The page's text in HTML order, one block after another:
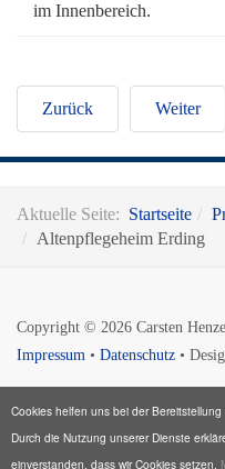
Cookies helfen uns bei der Bereitstellung
Durch die Nutzung unserer Dienste
einverstanden, dass wir Cookies setzen.
im Innenbereich.
Zurück Weiter
Aktuelle Seite: Startseite
Altenpflegeheim Erding
Copyright © 2026 Carsten
Impressum • Datenschutz •